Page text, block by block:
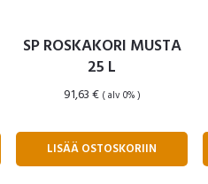
SP ROSKAKORI MUSTA
25 L
91,63€ ( alv 0% )
LISÄÄ OSTOSKORIIN